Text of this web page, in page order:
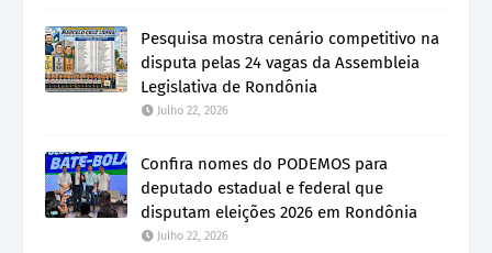
Pesquisa mostra cenário competitivo na
disputa pelas 24 vagas da Assembleia
Legislativa de Rondônia
Julho 22, 2026
Confira nomes do PODEMOS para
deputado estadual e federal que
disputam eleições 2026 em Rondônia
Julho 22, 2026